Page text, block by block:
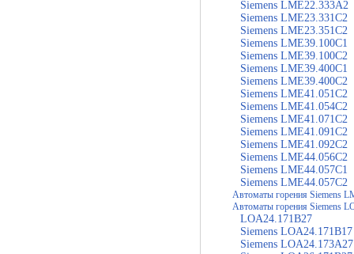
Siemens LME22.333A2
Siemens LME23.331C2
Siemens LME23.351C2
Siemens LME39.100C1
Siemens LME39.100C2
Siemens LME39.400C1
Siemens LME39.400C2
Siemens LME41.051C2
Siemens LME41.054C2
Siemens LME41.071C2
Siemens LME41.091C2
Siemens LME41.092C2
Siemens LME44.056C2
Siemens LME44.057C1
Siemens LME44.057C2
Автоматы горения Siemens
Автоматы горения Siemens
LOA24.171B27
Siemens LOA24.171B17
Siemens LOA24.173A27